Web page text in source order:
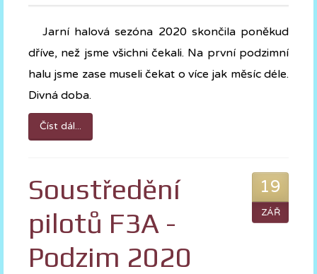
Jarní halová sezóna 2020 skončila poněkud
dříve, než jsme všichni čekali. Na první podzimní
halu jsme zase museli čekat o více jak měsíc déle.
Divná doba.
Číst dál...
19
ZÁŘ
Soustředění
pilotů F3A -
Podzim 2020